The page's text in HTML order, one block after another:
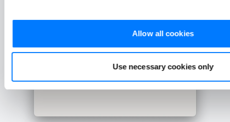
Allow all cookies
Use necessary cookies only